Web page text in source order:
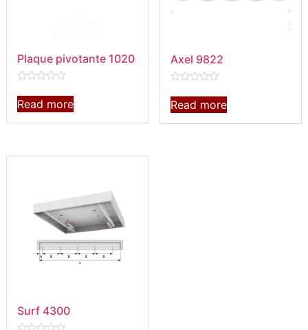
Plaque pivotante 1020
0
out
5
Read more
Axel 9822
0
out
5
Read more
Surf 4300